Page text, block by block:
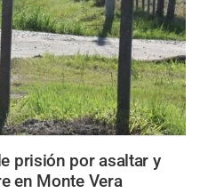
prisión por asaltar y
en Monte Vera